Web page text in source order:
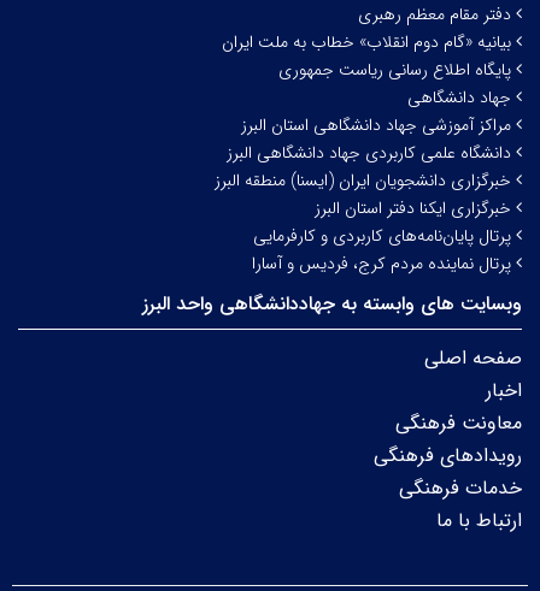
دفتر مقام معظم رهبری
بیانیه «گام دوم انقلاب» خطاب به ملت ایران
پایگاه اطلاع رسانی ریاست جمهوری
جهاد دانشگاهی
مراکز آموزشی جهاد دانشگاهی استان البرز
دانشگاه علمی کاربردی جهاد دانشگاهی البرز
خبرگزاری دانشجویان ایران (ایسنا) منطقه البرز
خبرگزاری ایکنا دفتر استان البرز
پرتال پایان‌نامه‌های کاربردی و کارفرمایی
پرتال نماینده مردم کرج، فردیس و آسارا
وبسایت های وابسته به جهاددانشگاهی واحد البرز
صفحه اصلی
اخبار
معاونت فرهنگی
رویدادهای فرهنگی
خدمات فرهنگی
ارتباط با ما